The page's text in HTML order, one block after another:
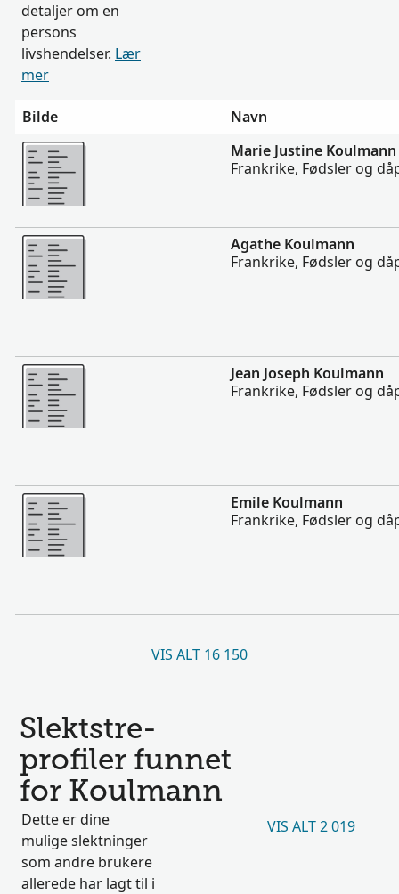
detaljer om en
persons
livshendelser. Lær
mer
Bilde
Navn
Flere
Marie Justine Koulmann
Frankrike, Fødsler og
Flere
Agathe Koulmann
Frankrike, Fødsler og
Flere
Jean Joseph Koulmann
Frankrike, Fødsler og
Flere
Emile Koulmann
Frankrike, Fødsler og
VIS ALT 16 150
Slektstre-
profiler funnet
for Koulmann
Dette er dine
mulige slektninger
som andre brukere
allerede har lagt til i
VIS ALT 2 019